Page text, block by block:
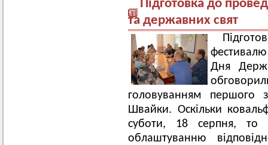
Підготовка до
та державних свят
Дня
головуванням першого
Швайки. Оскільки
суботи, 18 серпня, то
облаштуванню